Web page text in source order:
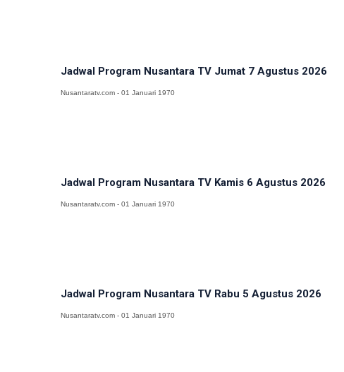
Jadwal Program Nusantara TV Jumat 7 Agustus 2026
Nusantaratv.com - 01 Januari 1970
Jadwal Program Nusantara TV Kamis 6 Agustus 2026
Nusantaratv.com - 01 Januari 1970
Jadwal Program Nusantara TV Rabu 5 Agustus 2026
Nusantaratv.com - 01 Januari 1970